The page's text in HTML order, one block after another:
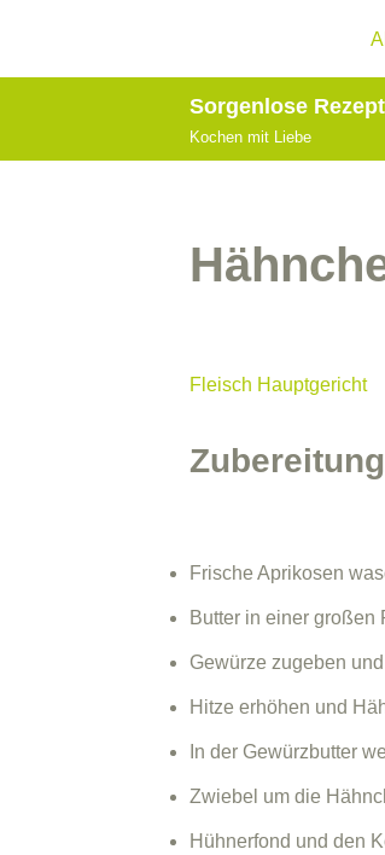
Sorgenlose
Kochen mit Liebe
Fleisch Hauptgericht
Zubereitung
Frische Aprikosen
Butter in einer großen
Gewürze zugeben
Hitze erhöhen und
In der Gewürzbutter
Zwiebel um die
Hühnerfond und den